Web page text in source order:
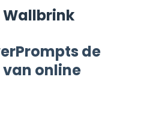
Wallbrink
de
online